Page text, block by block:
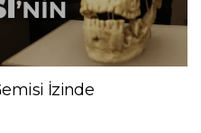
İzinde